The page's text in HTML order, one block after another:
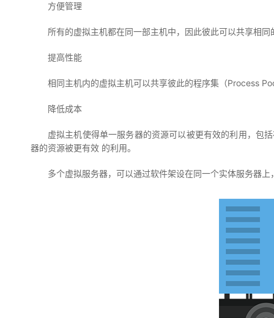
方便管理
所有的虚拟主机都在同一部主机中，因此彼此可以共享相
提高性能
相同主机内的虚拟主机可以共享彼此的程序集（Process
降低成本
虚拟主机使得单一服务器的资源可以被更有效的利用，包
器的资源被更有效 的利用。
多个虚拟服务器，可以通过软件架设在同一个实体服务器